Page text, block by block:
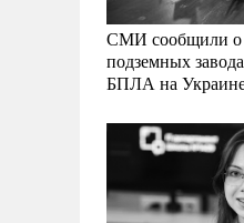
СМИ сообщили о
подземных
БПЛА на